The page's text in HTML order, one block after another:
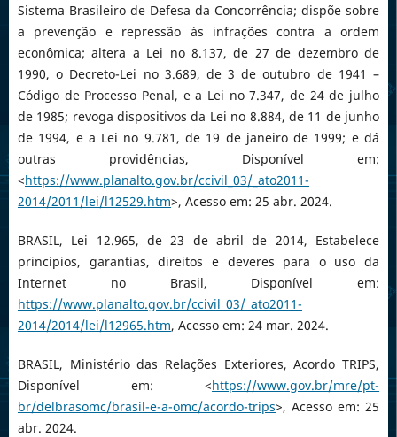
Sistema Brasileiro de Defesa da Concorrência; dispõe sobre
a prevenção e repressão às infrações contra a ordem
econômica; altera a Lei no 8.137, de 27 de dezembro de
1990, o Decreto-Lei no 3.689, de 3 de outubro de 1941 –
Código de Processo Penal, e a Lei no 7.347, de 24 de julho
de 1985; revoga dispositivos da Lei no 8.884, de 11 de junho
de 1994, e a Lei no 9.781, de 19 de janeiro de 1999; e dá
outras providências, Disponível em:
<https://www.planalto.gov.br/ccivil_03/_ato2011-
2014/2011/lei/l12529.htm>, Acesso em: 25 abr. 2024.
BRASIL, Lei 12.965, de 23 de abril de 2014, Estabelece
princípios, garantias, direitos e deveres para o uso da
Internet no Brasil, Disponível em:
https://www.planalto.gov.br/ccivil_03/_ato2011-
2014/2014/lei/l12965.htm, Acesso em: 24 mar. 2024.
BRASIL, Ministério das Relações Exteriores, Acordo TRIPS,
Disponível em: <https://www.gov.br/mre/pt-
br/delbrasomc/brasil-e-a-omc/acordo-trips>, Acesso em: 25
abr. 2024.